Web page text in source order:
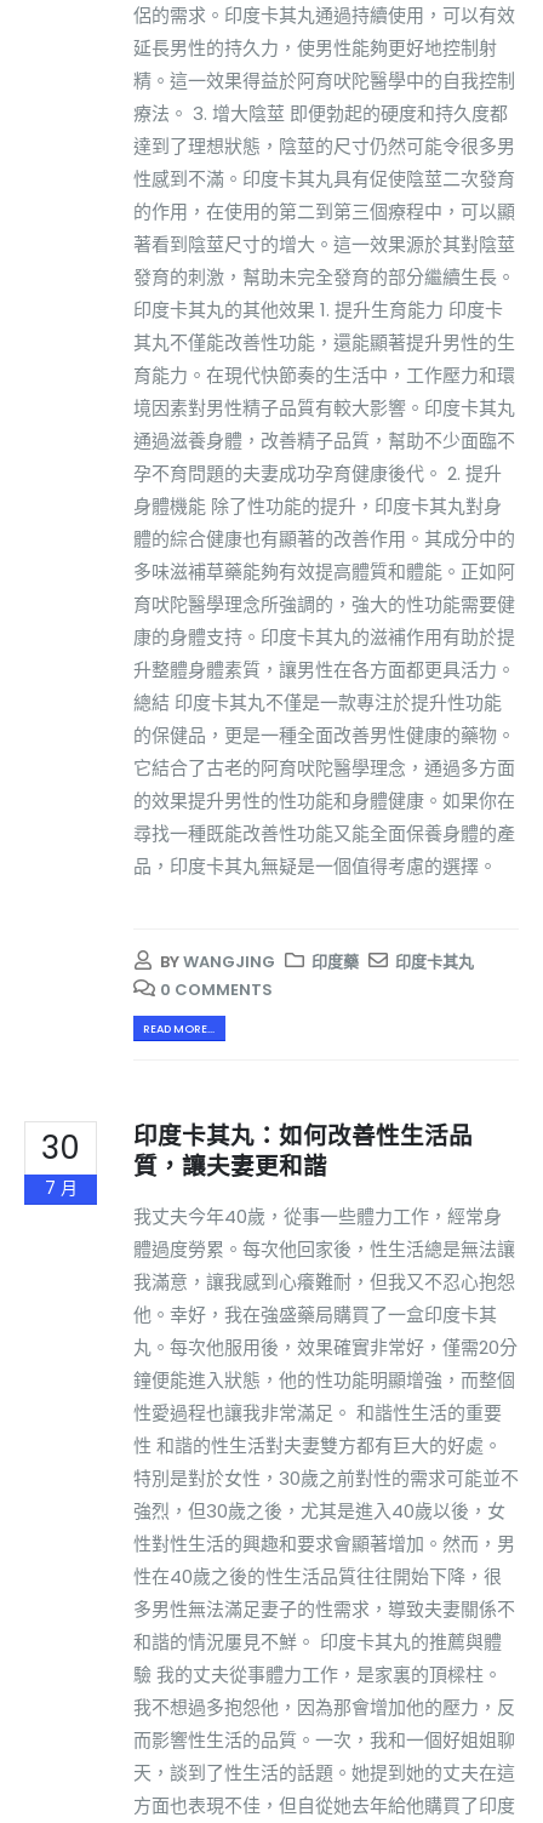
侶的需求。印度卡其丸通過持續使用，可以有效
延長男性的持久力，使男性能夠更好地控制射
精。這一效果得益於阿育吠陀醫學中的自我控制
療法。 3. 增大陰莖 即便勃起的硬度和持久度都
達到了理想狀態，陰莖的尺寸仍然可能令很多男
性感到不滿。印度卡其丸具有促使陰莖二次發育
的作用，在使用的第二到第三個療程中，可以顯
著看到陰莖尺寸的增大。這一效果源於其對陰莖
發育的刺激，幫助未完全發育的部分繼續生長。
印度卡其丸的其他效果 1. 提升生育能力 印度卡
其丸不僅能改善性功能，還能顯著提升男性的生
育能力。在現代快節奏的生活中，工作壓力和環
境因素對男性精子品質有較大影響。印度卡其丸
通過滋養身體，改善精子品質，幫助不少面臨不
孕不育問題的夫妻成功孕育健康後代。 2. 提升
身體機能 除了性功能的提升，印度卡其丸對身
體的綜合健康也有顯著的改善作用。其成分中的
多味滋補草藥能夠有效提高體質和體能。正如阿
育吠陀醫學理念所強調的，強大的性功能需要健
康的身體支持。印度卡其丸的滋補作用有助於提
升整體身體素質，讓男性在各方面都更具活力。
總結 印度卡其丸不僅是一款專注於提升性功能
的保健品，更是一種全面改善男性健康的藥物。
它結合了古老的阿育吠陀醫學理念，通過多方面
的效果提升男性的性功能和身體健康。如果你在
尋找一種既能改善性功能又能全面保養身體的產
品，印度卡其丸無疑是一個值得考慮的選擇。
BYWANGJING 印度藥
印度卡其丸
0 COMMENTS
READ MORE...
30
7 月
印度卡其丸：如何改善性生活品
質，讓夫妻更和諧
我丈夫今年40歲，從事一些體力工作，經常身
體過度勞累。每次他回家後，性生活總是無法讓
我滿意，讓我感到心癢難耐，但我又不忍心抱怨
他。幸好，我在強盛藥局購買了一盒印度卡其
丸。每次他服用後，效果確實非常好，僅需20分
鐘便能進入狀態，他的性功能明顯增強，而整個
性愛過程也讓我非常滿足。 和諧性生活的重要
性 和諧的性生活對夫妻雙方都有巨大的好處。
特別是對於女性，30歲之前對性的需求可能並不
強烈，但30歲之後，尤其是進入40歲以後，女
性對性生活的興趣和要求會顯著增加。然而，男
性在40歲之後的性生活品質往往開始下降，很
多男性無法滿足妻子的性需求，導致夫妻關係不
和諧的情況屢見不鮮。 印度卡其丸的推薦與體
驗 我的丈夫從事體力工作，是家裏的頂樑柱。
我不想過多抱怨他，因為那會增加他的壓力，反
而影響性生活的品質。一次，我和一個好姐姐聊
天，談到了性生活的話題。她提到她的丈夫在這
方面也表現不佳，但自從她去年給他購買了印度